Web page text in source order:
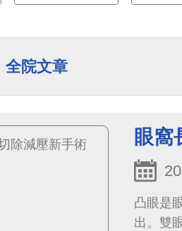
全院文章
眼窩
凸眼是
出。雙